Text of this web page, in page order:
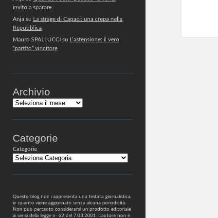
invito a sparare
Anjasu La strage di Capaci: una crepa nella
Repubblica
Mauro SPALLUCCIsu L’astensione: il vero
“partito” vincitore
Archivio
Archivi
Categorie
Categorie
Questo blog non rappresenta una testata giornalistica,
in quanto viene aggiornato senza alcuna periodicità.
Non può pertanto considerarsi un prodotto editoriale
ai sensi della legge n· 62 del 7.03.2001. L’autore non è